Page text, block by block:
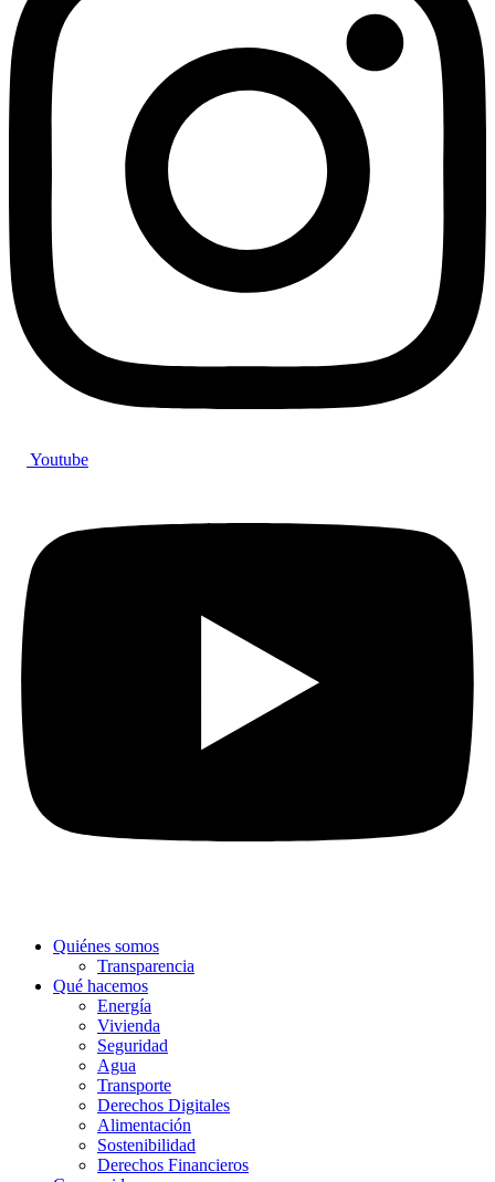
Youtube
Quiénes somos
Transparencia
Qué hacemos
Energía
Vivienda
Seguridad
Agua
Transporte
Derechos Digitales
Alimentación
Sostenibilidad
Derechos Financieros